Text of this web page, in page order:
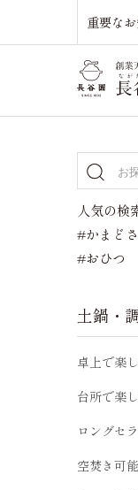
重要な
人気の検
#かまど
#おひつ
土鍋・
卓上で楽
台所で楽
ロングセ
空焚き可